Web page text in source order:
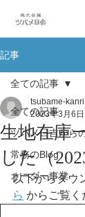
記事
全ての記事
ツバメ日吉から
常務のBlog
オーダー事業
全ての記事
生地在庫
した（
tsubame-kanri
2023年3月6日
以下からダウ
ら からご覧く